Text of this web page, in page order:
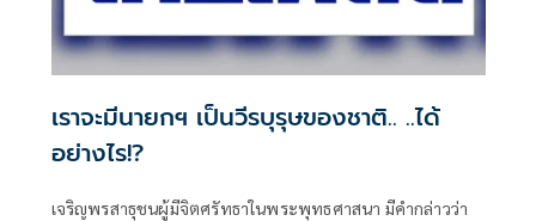
เราจะมีนายกฯ เป็นวีรบุรุษของชาติ.. ..ได้
อย่างไร!?
เจริญพรสาธุชนผู้มีจิตศรัทธาในพระพุทธศาสนา มีคำกล่าวว่า